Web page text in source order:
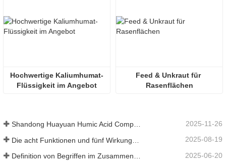
Hochwertige Kaliumhumat-
Flüssigkeit im Angebot
Feed & Unkraut für
Rasenflächen
Shandong Huayuan Humic Acid Company belebt das Dorf Beiqiu mit einer Spende von mikrobiellem Dünger neu. 2025-11-26
2025-08-19
2025-06-20